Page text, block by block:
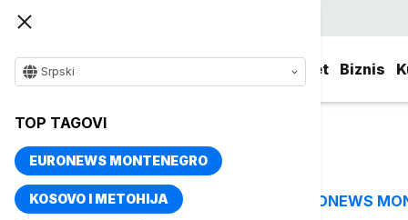
Svet Biznis
Srpski
TOP TAGOVI
EURONEWS MONTENEGRO
KOSOVO I METOHIJATOP TAGOVI EURONEWS